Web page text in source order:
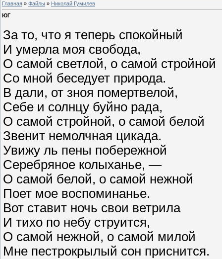
Главная » Файлы » Николай Гумилев
ЮГ
За то, что я теперь спокойный
И умерла моя свобода,
О самой светлой, о самой стройной
Со мной беседует природа.
В дали, от зноя помертвелой,
Себе и солнцу буйно рада,
О самой стройной, о самой белой
Звенит немолчная цикада.
Увижу ль пены побережной
Серебряное колыханье, —
О самой белой, о самой нежной
Поет мое воспоминанье.
Вот ставит ночь свои ветрила
И тихо по небу струится,
О самой нежной, о самой милой
Мне пестрокрылый сон приснится.